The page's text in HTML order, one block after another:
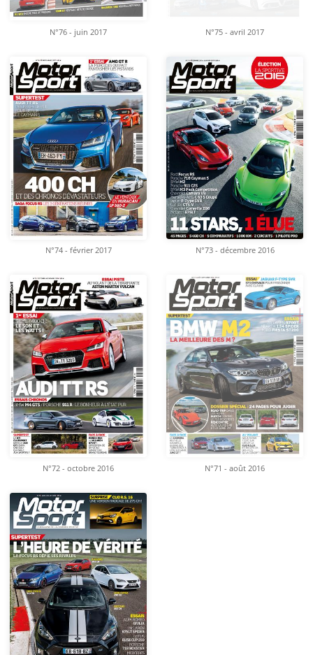
N°76 - juin 2017 N°75 - avril 2017
N°74 - février 2017 N°73 - décembre 2016
N°72 - octobre 2016 N°71 - août 2016